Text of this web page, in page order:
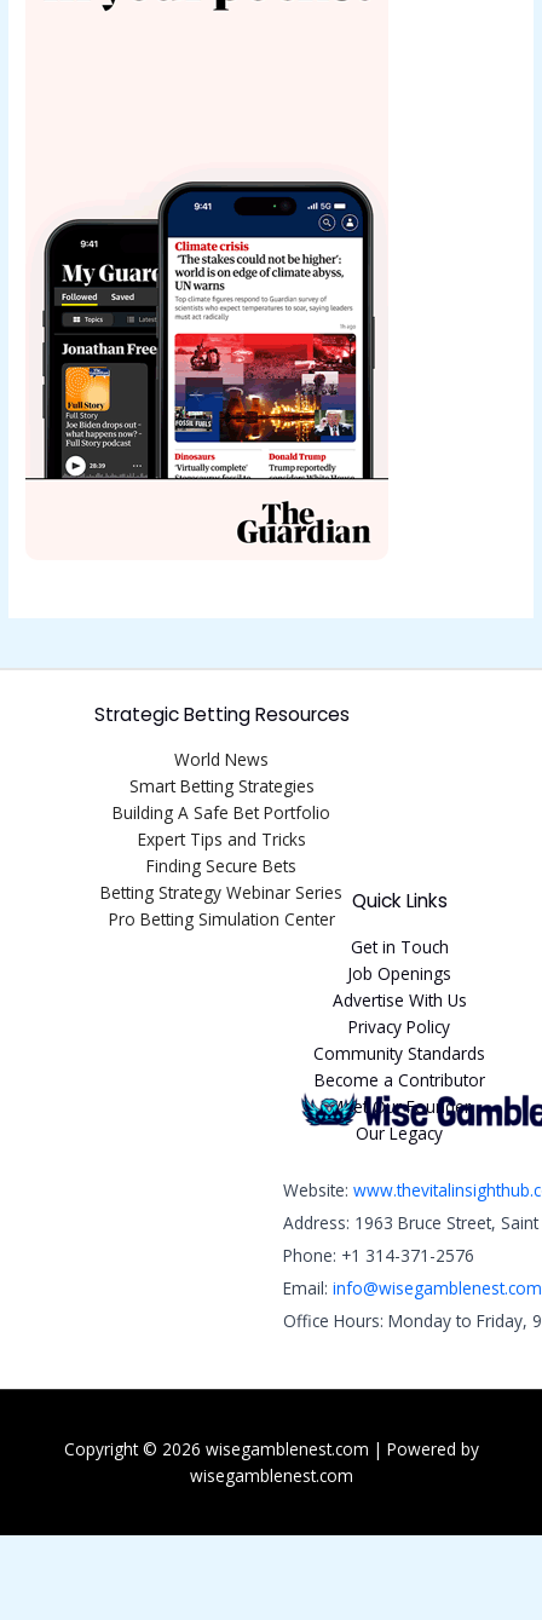
Strategic Betting Resources
World News
Smart Betting Strategies
Building A Safe Bet Portfolio
Expert Tips and Tricks
Finding Secure Bets
Betting Strategy Webinar Series
Pro Betting Simulation Center
Quick Links
Get in Touch
Job Openings
Advertise With Us
Privacy Policy
Community Standards
Become a Contributor
Meet Our Founder
Our Legacy
Website:
Address: 1963 Bruce Street,
Phone: +1 314-371-2576
Email: info@wisegamblenest.com
Office Hours: Monday to Friday,
Copyright © 2026 wisegamblenest.com | Powered by
wisegamblenest.com